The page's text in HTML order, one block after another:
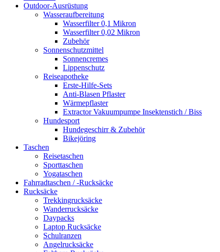
Outdoor-Ausrüstung
Wasseraufbereitung
Wasserfilter 0,1 Mikron
Wasserfilter 0,02 Mikron
Zubehör
Sonnenschutzmittel
Sonnencremes
Lippenschutz
Reiseapotheke
Erste-Hilfe-Sets
Anti-Blasen Pflaster
Wärmepflaster
Extractor Vakuumpumpe Insektenstich / Biss
Hundesport
Hundegeschirr & Zubehör
Bikejöring
Taschen
Reisetaschen
Sporttaschen
Yogataschen
Fahrradtaschen / -Rucksäcke
Rucksäcke
Trekkingrucksäcke
Wanderrucksäcke
Daypacks
Laptop Rucksäcke
Schulranzen
Angelrucksäcke